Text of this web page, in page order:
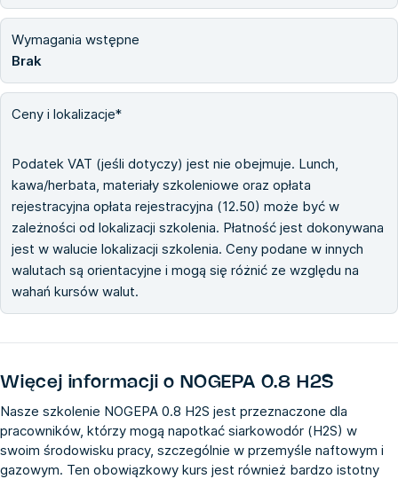
Wymagania wstępne
Brak
Ceny i lokalizacje*
Podatek VAT (jeśli dotyczy) jest nie obejmuje. Lunch,
kawa/herbata, materiały szkoleniowe oraz opłata
rejestracyjna opłata rejestracyjna (12.50) może być w
zależności od lokalizacji szkolenia. Płatność jest dokonywana
jest w walucie lokalizacji szkolenia. Ceny podane w innych
walutach są orientacyjne i mogą się różnić ze względu na
wahań kursów walut.
Więcej informacji o NOGEPA 0.8 H2S
Nasze szkolenie NOGEPA 0.8 H2S jest przeznaczone dla
pracowników, którzy mogą napotkać siarkowodór (H2S) w
swoim środowisku pracy, szczególnie w przemyśle naftowym i
gazowym. Ten obowiązkowy kurs jest również bardzo istotny